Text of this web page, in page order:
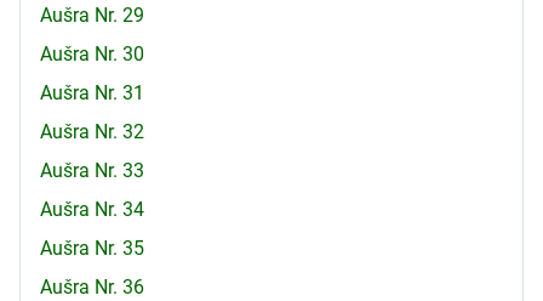
Aušra Nr. 29
Aušra Nr. 30
Aušra Nr. 31
Aušra Nr. 32
Aušra Nr. 33
Aušra Nr. 34
Aušra Nr. 35
Aušra Nr. 36